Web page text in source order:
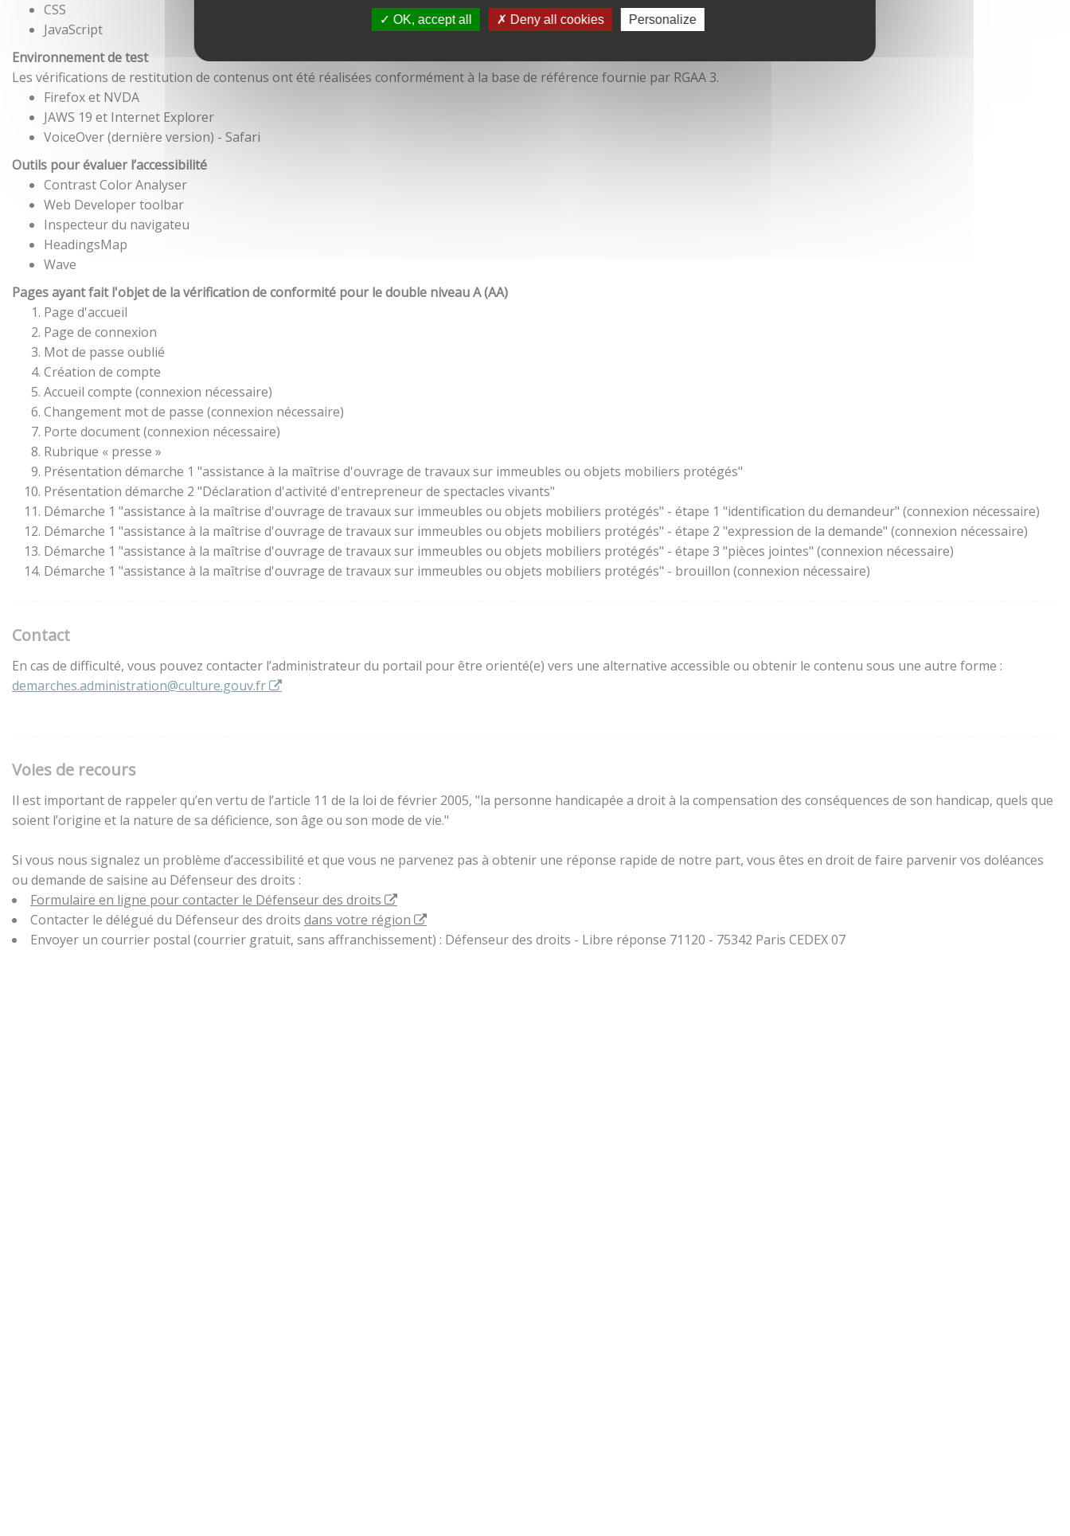
OK, accept all Deny all cookies Personalize
CSS
JavaScript
Environnement de test
Les vérifications de restitution de contenus ont été réalisées conformément à la base de référence fournie par RGAA 3.
Firefox et NVDA
JAWS 19 et Internet Explorer
VoiceOver (dernière version) - Safari
Outils pour évaluer l’accessibilité
Contrast Color Analyser
Web Developer toolbar
Inspecteur du navigateu
HeadingsMap
Wave
Pages ayant fait l'objet de la vérification de conformité pour le double niveau A (AA)
Page d'accueil
Page de connexion
Mot de passe oublié
Création de compte
Accueil compte (connexion nécessaire)
Changement mot de passe (connexion nécessaire)
Porte document (connexion nécessaire)
Rubrique « presse »
Présentation démarche 1 "assistance à la maîtrise d'ouvrage de travaux sur immeubles ou objets mobiliers protégés"
Présentation démarche 2 "Déclaration d'activité d'entrepreneur de spectacles vivants"
Démarche 1 "assistance à la maîtrise d'ouvrage de travaux sur immeubles ou objets mobiliers protégés" - étape 1 "identification du demandeur" (connexion nécessaire)
Démarche 1 "assistance à la maîtrise d'ouvrage de travaux sur immeubles ou objets mobiliers protégés" - étape 2 "expression de la demande" (connexion nécessaire)
Démarche 1 "assistance à la maîtrise d'ouvrage de travaux sur immeubles ou objets mobiliers protégés" - étape 3 "pièces jointes" (connexion nécessaire)
Démarche 1 "assistance à la maîtrise d'ouvrage de travaux sur immeubles ou objets mobiliers protégés" - brouillon (connexion nécessaire)
Contact
En cas de difficulté, vous pouvez contacter l’administrateur du portail pour être orienté(e) vers une alternative accessible ou obtenir le contenu sous une autre forme :
demarches.administration@culture.gouv.fr
Voies de recours
Il est important de rappeler qu’en vertu de l’article 11 de la loi de février 2005, "la personne handicapée a droit à la compensation des conséquences de son handicap, quels que
soient l’origine et la nature de sa déficience, son âge ou son mode de vie."
Si vous nous signalez un problème d’accessibilité et que vous ne parvenez pas à obtenir une réponse rapide de notre part, vous êtes en droit de faire parvenir vos doléances
ou demande de saisine au Défenseur des droits :
Formulaire en ligne pour contacter le Défenseur des droits
Contacter le délégué du Défenseur des droits dans votre région
Envoyer un courrier postal (courrier gratuit, sans affranchissement) : Défenseur des droits - Libre réponse 71120 - 75342 Paris CEDEX 07